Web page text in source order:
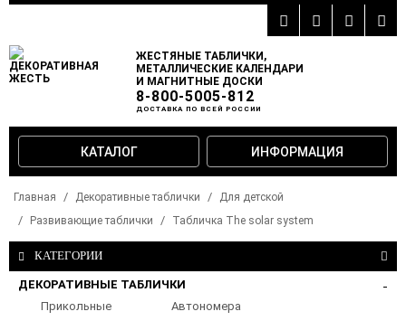
ЖЕСТЯНЫЕ ТАБЛИЧКИ,
МЕТАЛЛИЧЕСКИЕ КАЛЕНДАРИ
И МАГНИТНЫЕ ДОСКИ
8-800-5005-812
ДОСТАВКА ПО ВСЕЙ РОССИИ
КАТАЛОГ ИНФОРМАЦИЯ
Главная Декоративные таблички
Для детской
Развивающие таблички
Табличка The solar system
КАТЕГОРИИ
ДЕКОРАТИВНЫЕ ТАБЛИЧКИ
Прикольные
Автономера